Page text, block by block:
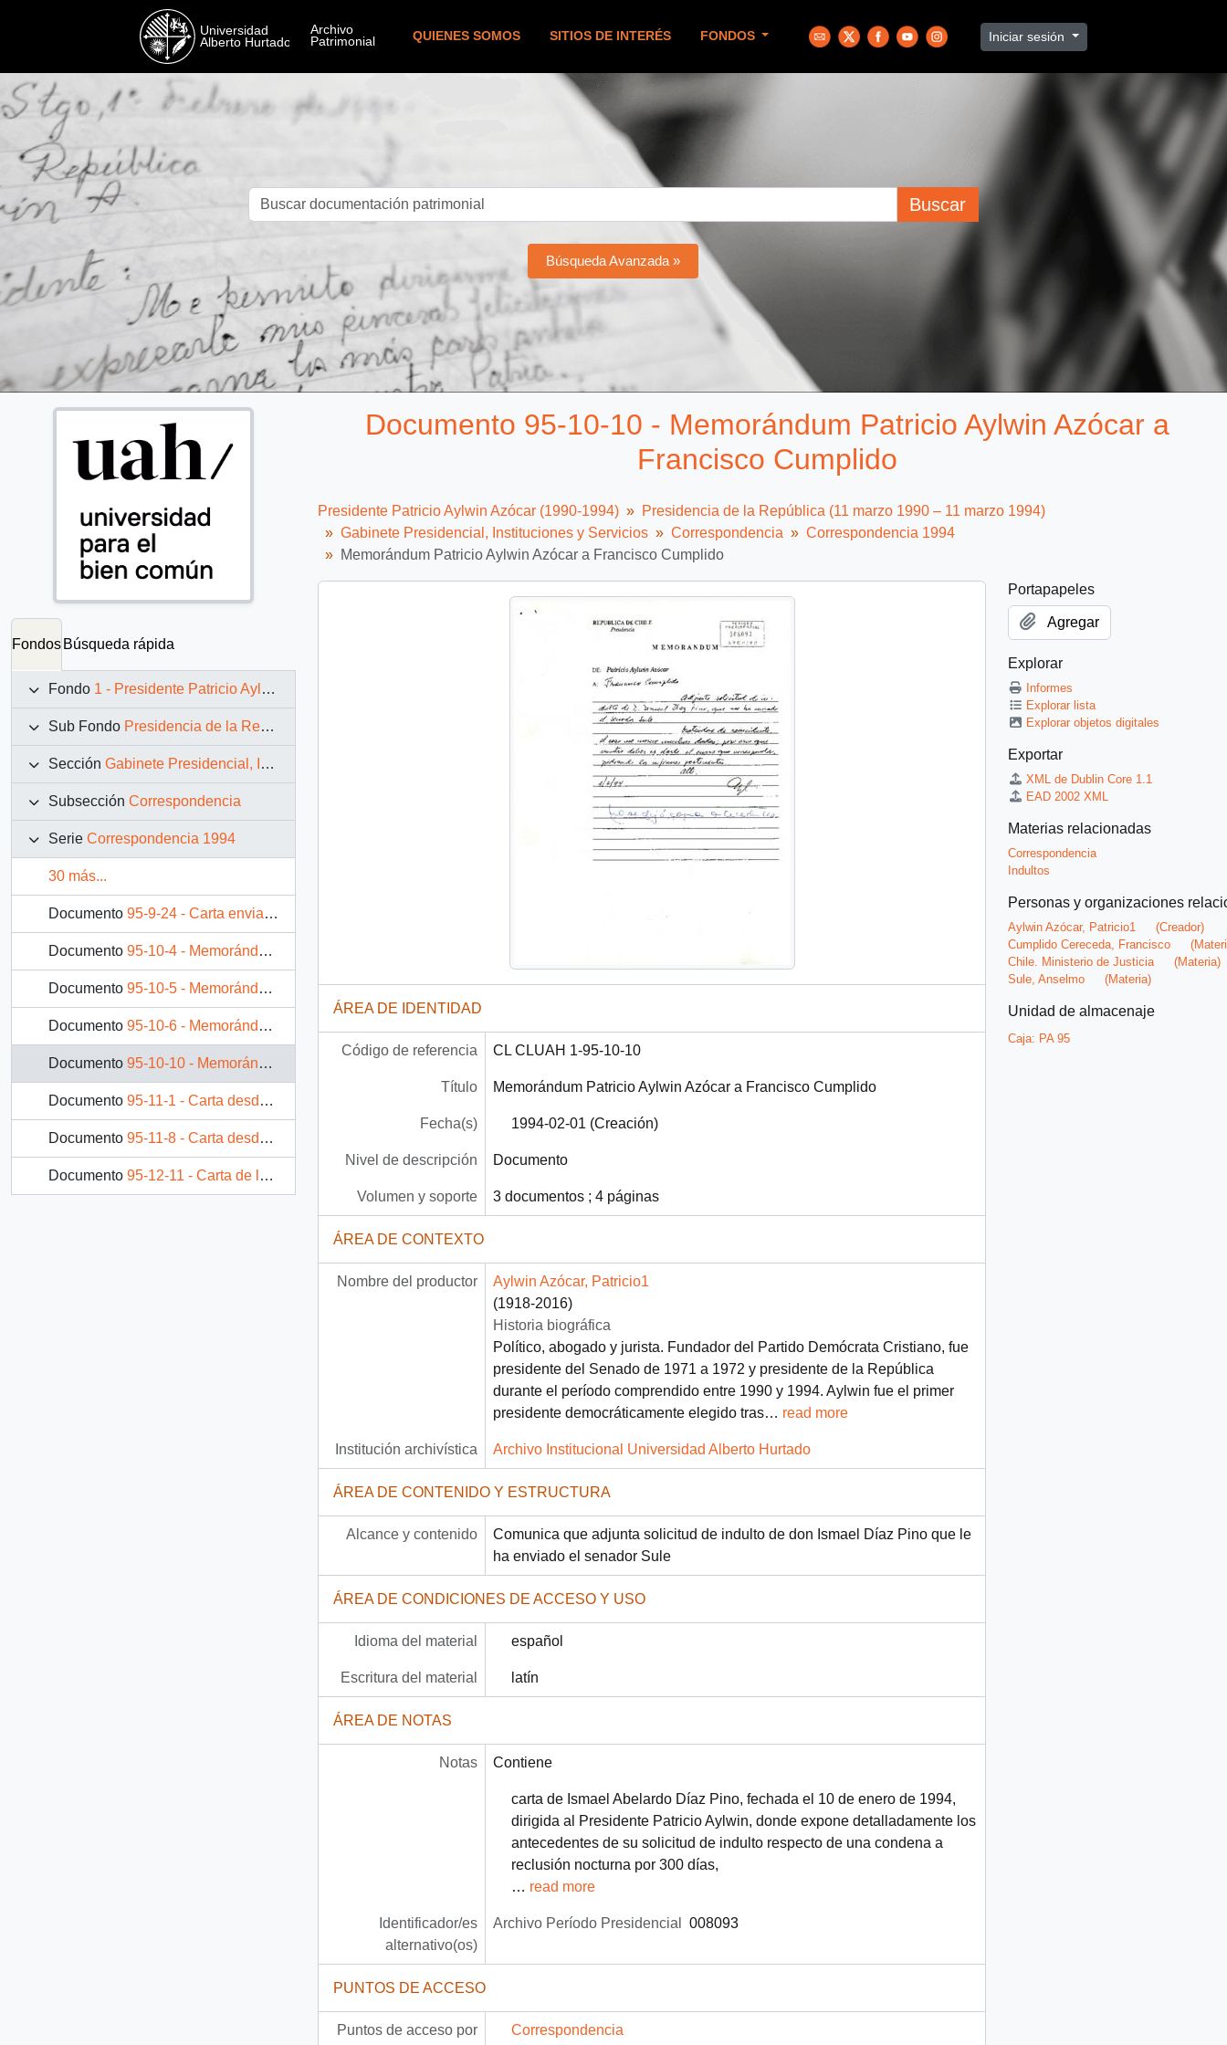
QUIENES SOMOS SITIOS DE INTERÉS FONDOS Iniciar sesión
Buscar
Búsqueda Avanzada »
Fondos Búsqueda rápida
Fondo 1 - Presidente Patricio Aylwin Azócar (1990-1994)
Sub Fondo Presidencia de la República (11 marzo 1990 – 11 marzo 1994)
Sección Gabinete Presidencial, Instituciones y Servicios
Subsección Correspondencia
Serie Correspondencia 1994
30 más...
Documento 95-9-24 - Carta enviada por Ana Avalos Valenzuela, Conservadora del Museo de Historia Natural de Valparaíso, dirigida a Carlos Bascuñán Edwards, Jefe de Gabinete de la Presidencia
Documento 95-10-4 - Memorándum de Patricio Aylwin a Pedro Correa
Documento 95-10-5 - Memorándum de Patricio Aylwin Azócar a Edgardo Boeninger
Documento 95-10-6 - Memorándum de Patricio Aylwin Azócar a Germán Molina
Documento 95-10-10 - Memorándum Patricio Aylwin Azócar a Francisco Cumplido
Documento 95-11-1 - Carta desde C.A. Vitivinícola de Talca Ltda., de su Presidente, sr. Gabriel Sepúlveda Fernández, y su Gerente, sr. Leopoldo Bustamante López, dirigida a don Patricio Aylwin Azócar, Presidente de la República de Chile
Documento 95-11-8 - Carta desde el Comité de Inversiones Extranjeras - Chile, de su vicepresidente ejecutivo, sr. Roberto Mayorga L., dirigida al Excmo. Señor Presidente de la República Don Patricio Aylwin Azócar
Documento 95-12-11 - Carta de la Asociación Latinoamericana para los Derechos Humanos (ALDHU), del sr. Juan de Dios Parra, dirigida a Patricio Aylwin
Documento 95-10-10 - Memorándum Patricio Aylwin Azócar a
Francisco Cumplido
Presidente Patricio Aylwin Azócar (1990-1994)
Presidencia de la República (11 marzo 1990 – 11 marzo 1994)
Gabinete Presidencial, Instituciones y Servicios
Correspondencia
Correspondencia 1994
Memorándum Patricio Aylwin Azócar a Francisco Cumplido
ÁREA DE IDENTIDAD
Código de referencia CL CLUAH 1-95-10-10
Título Memorándum Patricio Aylwin Azócar a Francisco Cumplido
Fecha(s) 1994-02-01 (Creación)
Nivel de descripción Documento
Volumen y soporte 3 documentos ; 4 páginas
ÁREA DE CONTEXTO
Nombre del productor
Aylwin Azócar, Patricio1
(1918-2016)
Historia biográfica
Político, abogado y jurista. Fundador del Partido Demócrata Cristiano, fue
presidente del Senado de 1971 a 1972 y presidente de la República
durante el período comprendido entre 1990 y 1994. Aylwin fue el primer
presidente democráticamente elegido tras… read more
Institución archivística Archivo Institucional Universidad Alberto Hurtado
ÁREA DE CONTENIDO Y ESTRUCTURA
Alcance y contenido
Comunica que adjunta solicitud de indulto de don Ismael Díaz Pino que le
ha enviado el senador Sule
ÁREA DE CONDICIONES DE ACCESO Y USO
Idioma del material español
Escritura del material latín
ÁREA DE NOTAS
Notas Contiene
carta de Ismael Abelardo Díaz Pino, fechada el 10 de enero de 1994,
dirigida al Presidente Patricio Aylwin, donde expone detalladamente los
antecedentes de su solicitud de indulto respecto de una condena a
reclusión nocturna por 300 días,
… read more
Identificador/es
alternativo(os)
Archivo Período Presidencial 008093
PUNTOS DE ACCESO
Puntos de acceso por
Correspondencia
Portapapeles
Agregar
Explorar
Informes
Explorar lista
Explorar objetos digitales
Exportar
XML de Dublin Core 1.1
EAD 2002 XML
Materias relacionadas
Correspondencia
Indultos
Personas y organizaciones
Aylwin Azócar, Patricio1
(Creador)
Cumplido Cereceda, Francisco
Chile. Ministerio de Justicia
(Materia)
Sule, Anselmo
(Materia)
Unidad de almacenaje
Caja: PA 95